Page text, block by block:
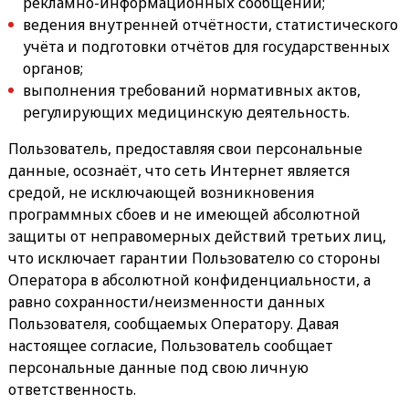
ведения внутренней отчётности, статистического
учёта и подготовки отчётов для государственных
органов;
выполнения требований нормативных актов,
регулирующих медицинскую деятельность.
Пользователь, предоставляя свои персональные
данные, осознаёт, что сеть Интернет является
средой, не исключающей возникновения
программных сбоев и не имеющей абсолютной
защиты от неправомерных действий третьих лиц,
что исключает гарантии Пользователю со стороны
Оператора в абсолютной конфиденциальности, а
равно сохранности/неизменности данных
Пользователя, сообщаемых Оператору. Давая
настоящее согласие, Пользователь сообщает
персональные данные под свою личную
ответственность.